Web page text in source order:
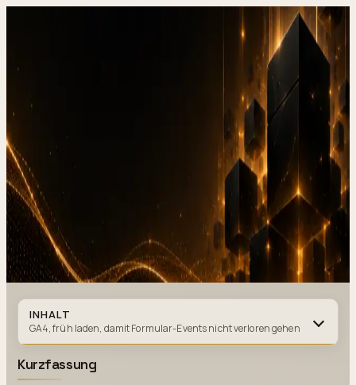
Google Ads, Conversion
Tracking auf der Unternehmenswebsite (Komplettguide 2026)
Referenzen in Produktion
Google Ads, Conversion Tracking
Unternehmenswebsite
(Komplettguide 2026)
9 MIN. LESEZEIT 28. MAI 2026
DevStudio.it
INHALT
GA4, früh laden, damit Formular-Events nicht verloren gehen
Kurzfassung